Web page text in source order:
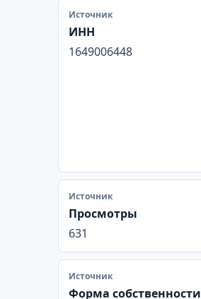
Источник
ИНН
1649006448
Источник
Просмотры
631
Источник
Форма собственности